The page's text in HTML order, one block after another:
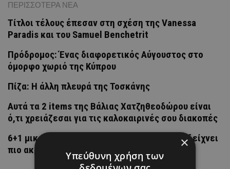
ΠΕΡΙΣΣΟΤΕΡΑ ΝΕΑ
Τίτλοι τέλους έπεσαν στη σχέση της Vanessa
Paradis και του Samuel Benchetrit
Πρόδρομος: Ένας διαφορετικός Αύγουστος στο
όμορφο χωριό της Κύπρου
Πίζα: Η άλλη πλευρά της Τοσκάνης
Αυτά τα 2 items της Βάλιας Χατζηθεοδώρου είναι
ό,τι χρειάζεσαι για τις καλοκαιρινές σου διακοπές
6+1 μικρές αλλαγές που κάνουν το σπίτι να δείχνει
πιο ακριβό (χωρίς μεγάλο budget)
×
Υπεύθυνη χρήση των